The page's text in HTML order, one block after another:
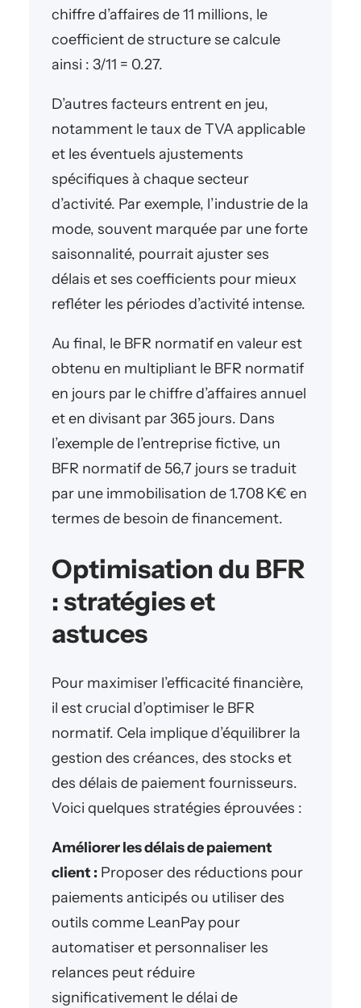
chiffre d’affaires de 11 millions, le
coefficient de structure se calcule
ainsi : 3/11 = 0.27.
D’autres facteurs entrent en jeu,
notamment le taux de TVA applicable
et les éventuels ajustements
spécifiques à chaque secteur
d’activité. Par exemple, l’industrie de la
mode, souvent marquée par une forte
saisonnalité, pourrait ajuster ses
délais et ses coefficients pour mieux
refléter les périodes d’activité intense.
Au final, le BFR normatif en valeur est
obtenu en multipliant le BFR normatif
en jours par le chiffre d’affaires annuel
et en divisant par 365 jours. Dans
l’exemple de l’entreprise fictive, un
BFR normatif de 56,7 jours se traduit
par une immobilisation de 1.708 K€ en
termes de besoin de financement.
Optimisation du BFR
: stratégies et
astuces
Pour maximiser l’efficacité financière,
il est crucial d’optimiser le BFR
normatif. Cela implique d’équilibrer la
gestion des créances, des stocks et
des délais de paiement fournisseurs.
Voici quelques stratégies éprouvées :
Améliorer les délais de paiement
client : Proposer des réductions pour
paiements anticipés ou utiliser des
outils comme LeanPay pour
automatiser et personnaliser les
relances peut réduire
significativement le délai de